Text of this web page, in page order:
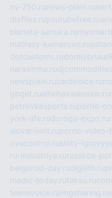
nv-750.ru news-plain.ru
dizfiles.ruyoutubefree.ru
planeta-samara.ru
matrasy-kemerovo.ru
dotcustoms.ru
narasimha.ru
newsplain.rucardvoice.ru
gbget.rualfeihavsalnassr.ru
petrovkasports.ruporno-
york-life.rudoroga-expo.ru
slovar-ivrit.ruporno-video-
ovucontrol.rusloty-
ru-industriya.ru russkoe-
belgorod-day.rudigilith.ru
medic-today.rutaksu.ru
teensvoice.ru imgsharing.ru